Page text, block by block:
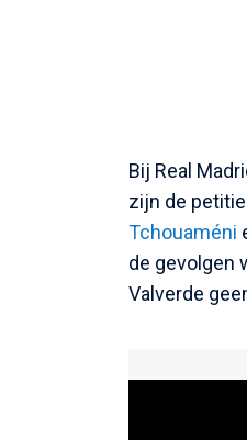
Bij Real
zijn de
Tchouaméni
de gevolgen
Valverde